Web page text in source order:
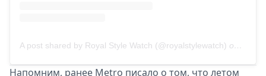
A post shared by Royal Style Watch (@royalstylewatch) on
Напомним, ранее Metro писало о том, что летом